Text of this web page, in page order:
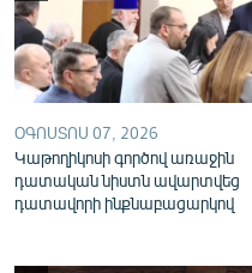
English
Русский
ՀԵՏԵՎԵՔ ՄԵԶ
ՕԳՈՍՏՈՍ 07, 2026
Կաթողիկոսի գործով առաջին
դատական նիստն ավարտվեց
դատավորի ինքնաբացարկով